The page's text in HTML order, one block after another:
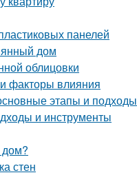
панелей
дом
облицовки
факторы влияния
этапы и подходы
и инструменты
дом?
стен